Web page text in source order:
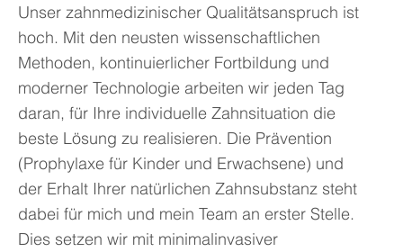
Unser zahnmedizinischer Qualitätsanspruch ist
hoch. Mit den neusten wissenschaftlichen
Methoden, kontinuierlicher Fortbildung und
moderner Technologie arbeiten wir jeden Tag
daran, für Ihre individuelle Zahnsituation die
beste Lösung zu realisieren. Die Prävention
(Prophylaxe für Kinder und Erwachsene) und
der Erhalt Ihrer natürlichen Zahnsubstanz steht
dabei für mich und mein Team an erster Stelle.
Dies setzen wir mit minimalinvasiver